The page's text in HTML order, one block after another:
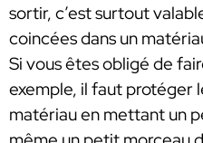
sortir, c’est surtout
coincées dans un
Si vous êtes obligé de
exemple, il faut protéger
matériau en mettant un